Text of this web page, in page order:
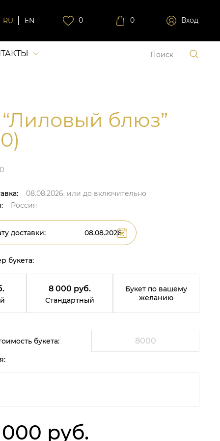
RU EN 0 0 Вход
“Лиловый блюз”
08.08.2026, или до включительно
Россия
доставки:
букета:
8 000 руб.
Стандартный
Букет по вашему
желанию
букета:
руб.